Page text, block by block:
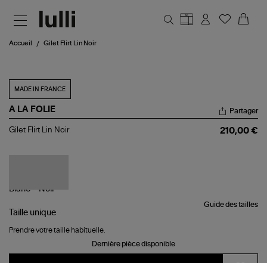
Accueil Gilet Flirt Lin Noir
MADE IN FRANCE
A LA FOLIE
Gilet
Partager
Gilet Flirt Lin Noir 210,00 €
Guide des tailles
Taille unique
Prendre votre taille habituelle.
Dernière pièce disponible